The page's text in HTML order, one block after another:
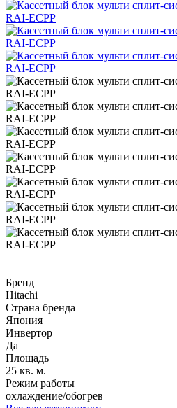
Бренд
Hitachi
Страна бренда
Япония
Инвертор
Да
Площадь
25 кв. м.
Режим работы
охлаждение/обогрев